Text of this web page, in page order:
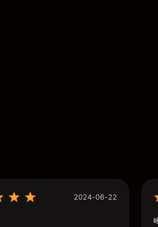
2024-06-22